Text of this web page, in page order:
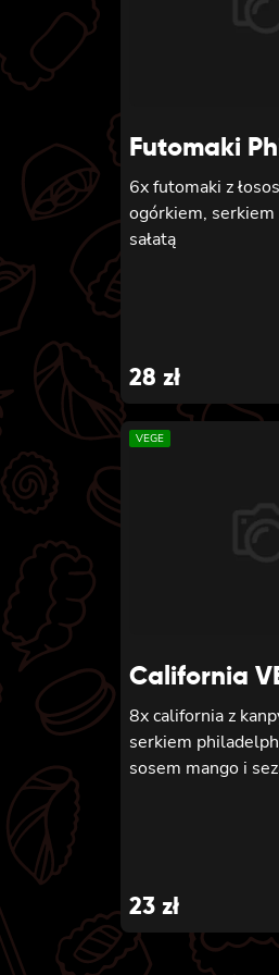
Futomaki
6x futomaki z
ogórkiem,
sałatą
28 zł
VEGE
California
8x california z
serkiem
sosem mango i
23 zł